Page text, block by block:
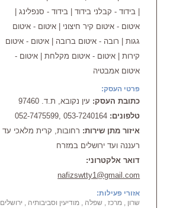
| בידוד - קבלני בידוד | בידוד - סנפלינג |
איטום - איטום קיר חיצוני | איטום - איטום
גגות | רובה - איטום ברובה | איטום - איטום
קירות | איטום - איטום מקלחת | איטום -
איטום אמבטיה
פרטי העסק:
כתובת העסק: עין נקובא, ת.ד. 97460
טלפונים: 053-7240164 ,052-7475599
איזור מתן שירות: רחובות, קרית מלאכי עד
רעננה ועד ירושלים במזרח
דואר אלקטרוני:
nafizswtty1@gmail.com
אזורי פעילות:
שרון , מרכז , שפלה , מודיעין וסביבותיה , ירושלים